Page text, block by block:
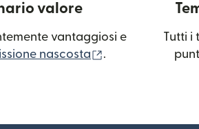
valore
vantaggiosi e
nascosta
(si apre in una
.
Tutti i